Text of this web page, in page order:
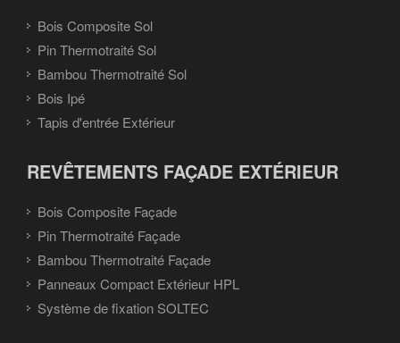
Bois Composite Sol
Pin Thermotraité Sol
Bambou Thermotraité Sol
Bois Ipé
Tapis d'entrée Extérieur
REVÊTEMENTS FAÇADE EXTÉRIEUR
Bois Composite Façade
Pin Thermotraité Façade
Bambou Thermotraité Façade
Panneaux Compact Extérieur HPL
Système de fixation SOLTEC